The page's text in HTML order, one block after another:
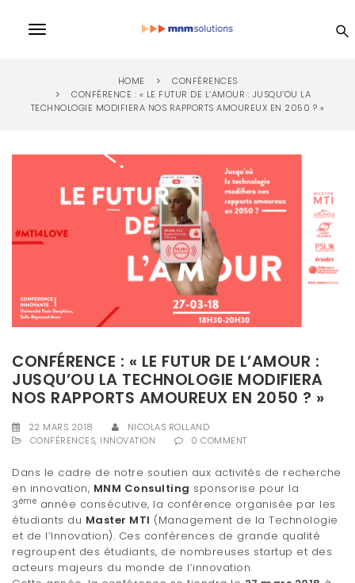
T
a
g
t
i
o
HOME
CONFÉRENCES
CONFÉRENCE : « LE FUTUR DE L’AMOUR : JUSQU’OU LA
TECHNOLOGIE MODIFIERA NOS RAPPORTS AMOUREUX EN 2050 ? »
CONFÉRENCE : « LE FUTUR DE L’AMOUR :
JUSQU’OU LA TECHNOLOGIE MODIFIERA
NOS RAPPORTS AMOUREUX EN 2050 ? »
22 MARS 2018
NICOLAS ROLLAND
CONFÉRENCES, INNOVATION 0 COMMENT
Dans le cadre de notre soutien aux activités de recherche
en innovation, MNM Consulting sponsorise pour la
3ème année consécutive, la conférence organisée par les
étudiants du Master MTI (Management de la Technologie
et de l’Innovation). Ces conférences de grande qualité
regroupent des étudiants, de nombreuses startup et des
acteurs majeurs du monde de l’innovation.